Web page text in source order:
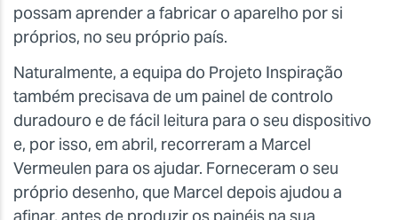
possam aprender a fabricar o aparelho por si
próprios, no seu próprio país.
Naturalmente, a equipa do Projeto Inspiração
também precisava de um painel de controlo
duradouro e de fácil leitura para o seu dispositivo
e, por isso, em abril, recorreram a Marcel
Vermeulen para os ajudar. Forneceram o seu
próprio desenho, que Marcel depois ajudou a